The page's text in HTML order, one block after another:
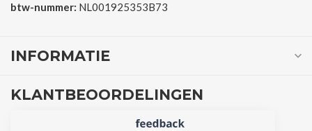
btw-nummer: NL001925353B73
INFORMATIE
KLANTBEOORDELINGEN